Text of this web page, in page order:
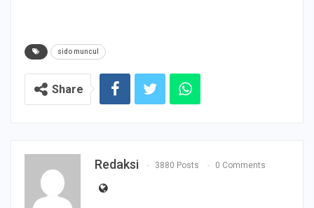
sido muncul
Share
Redaksi 3880 Posts 0 Comments